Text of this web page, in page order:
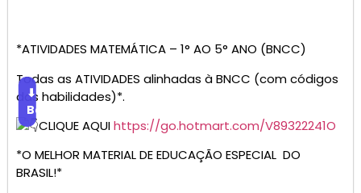
*ATIVIDADES MATEMÁTICA – 1° AO 5° ANO (BNCC)
Todas as ATIVIDADES alinhadas à BNCC (com códigos
das habilidades)*.
⬇
Baixar
CLIQUE AQUIhttps://go.hotmart.com/V89322241O
*O MELHOR MATERIAL DE EDUCAÇÃO ESPECIAL DO
BRASIL!*